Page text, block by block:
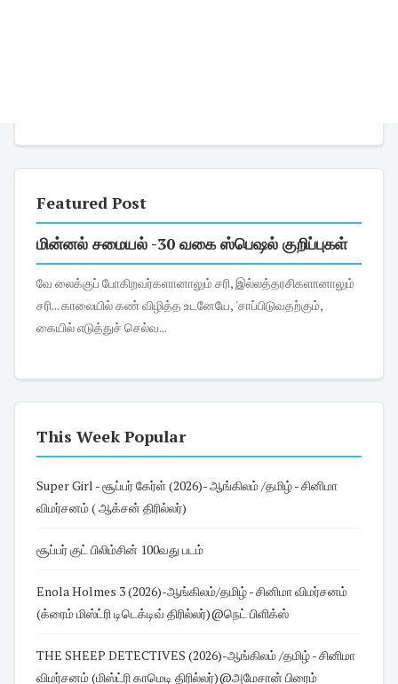
Featured Post
மின்னல் சமையல் -30 வகை ஸ்பெஷல் குறிப்புகள்
வே லைக்குப் போகிறவர்களானாலும் சரி, இல்லத்தரசிகளானாலும்
சரி... காலையில் கண் விழித்த உடனேயே, 'சாப்பிடுவதற்கும்,
கையில் எடுத்துச் செல்வ...
This Week Popular
Super Girl - சூப்பர் கேர்ள் (2026)- ஆங்கிலம் /தமிழ் - சினிமா
விமர்சனம் ( ஆக்சன் திரில்லர்)
சூப்பர் குட் பிலிம்சின் 100வது படம்
Enola Holmes 3 (2026)-ஆங்கிலம்/தமிழ் - சினிமா விமர்சனம்
(க்ரைம் மிஸ்ட்ரி டிடெக்டிவ் திரில்லர்)@நெட் பிளிக்ஸ்
THE SHEEP DETECTIVES (2026)-ஆங்கிலம் /தமிழ் - சினிமா
விமர்சனம் (மிஸ்ட்ரி காமெடி திரில்லர்)@அமேசான் பிரைம்